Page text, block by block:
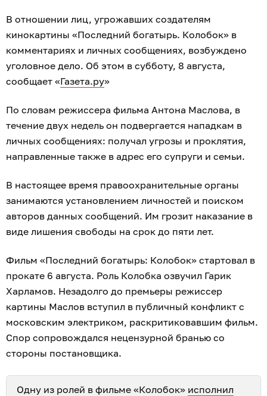
В отношении лиц, угрожавших создателям
кинокартины «Последний богатырь. Колобок» в
комментариях и личных сообщениях, возбуждено
уголовное дело. Об этом в субботу, 8 августа,
сообщает «Газета.ру»
По словам режиссера фильма Антона Маслова, в
течение двух недель он подвергается нападкам в
личных сообщениях: получал угрозы и проклятия,
направленные также в адрес его супруги и семьи.
В настоящее время правоохранительные органы
занимаются установлением личностей и поиском
авторов данных сообщений. Им грозит наказание в
виде лишения свободы на срок до пяти лет.
Фильм «Последний богатырь: Колобок» стартовал в
прокате 6 августа. Роль Колобка озвучил Гарик
Харламов. Незадолго до премьеры режиссер
картины Маслов вступил в публичный конфликт с
московским электриком, раскритиковавшим фильм.
Спор сопровождался нецензурной бранью со
стороны постановщика.
Одну из ролей в фильме «Колобок» исполнил